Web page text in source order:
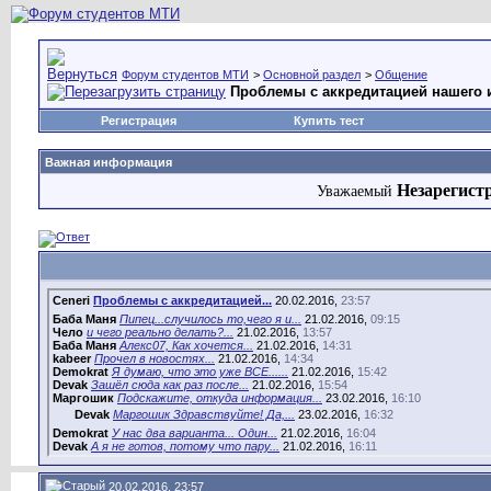
Форум студентов МТИ > Основной раздел > Общение
Проблемы с аккредитацией нашего
Регистрация Купить тест
Важная информация
Уважаемый
Ceneri Проблемы с аккредитацией... 20.02.2016, 23:57
Баба Маня Пипец...случилось то,чего я и... 21.02.2016, 09:15
Чело и чего реально делать?... 21.02.2016, 13:57
Баба Маня Алекс07, Как хочется... 21.02.2016, 14:31
kabeer Прочел в новостях... 21.02.2016, 14:34
Demokrat Я думаю, что это уже ВСЕ...... 21.02.2016, 15:42
Devak Зашёл сюда как раз после... 21.02.2016, 15:54
Маргошик Подскажите, откуда информация... 23.02.2016, 16:10
Devak Маргошик Здравствуйте! Да,... 23.02.2016, 16:32
Demokrat У нас два варианта... Один... 21.02.2016, 16:04
Devak А я не готов, потому что пару... 21.02.2016, 16:11
Devak Я согласен с участником...21.02.2016,17:58
Demokrat Там нарушений на целый год...
20.02.2016, 23:57